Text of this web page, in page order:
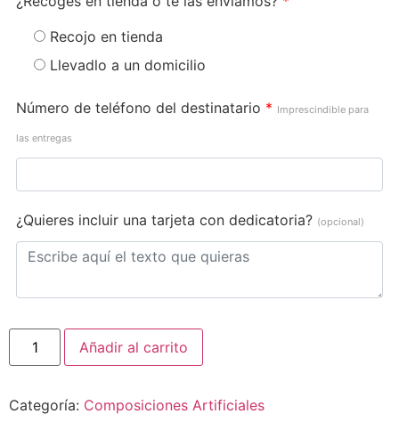
Recojo en tienda
Llevadlo a un domicilio
Número de teléfono del destinatario * Imprescindible para
las entregas
¿Quieres incluir una tarjeta con dedicatoria? (opcional)
Añadir al carrito
Categoría: Composiciones Artificiales